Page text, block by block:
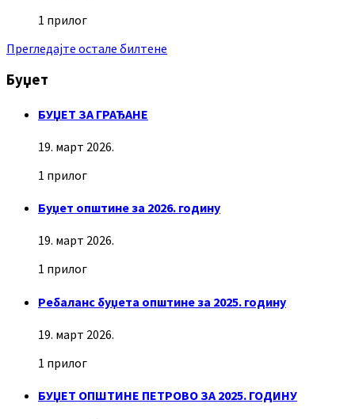
1 прилог
Прегледајте остале билтене
Буџет
БУЏЕТ ЗА ГРАЂАНЕ
19. март 2026.
1 прилог
Буџет општине за 2026. годину
19. март 2026.
1 прилог
Ребаланс буџета општине за 2025. годину
19. март 2026.
1 прилог
БУЏЕТ ОПШТИНЕ ПЕТРОВО ЗА 2025. ГОДИНУ